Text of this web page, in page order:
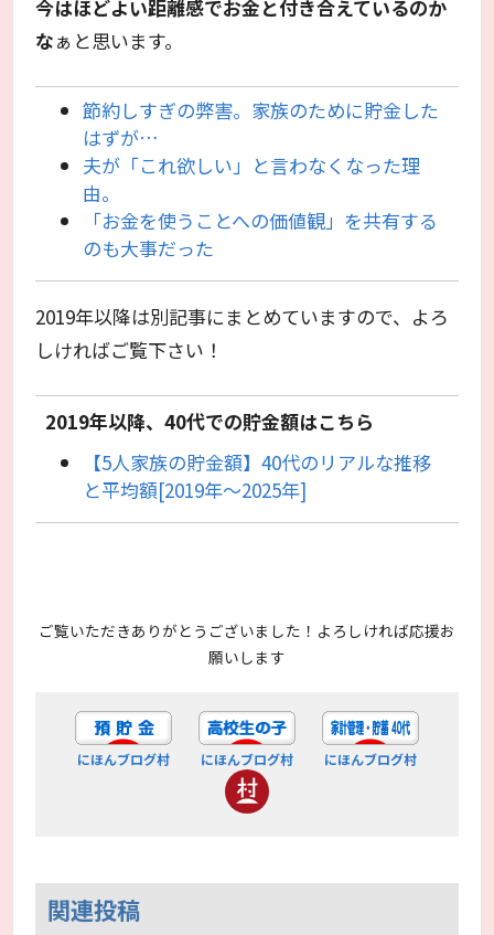
今はほどよい距離感でお金と付き合えているのか
なぁと思います。
節約しすぎの弊害。家族のために貯金した
はずが…
夫が「これ欲しい」と言わなくなった理
由。
「お金を使うことへの価値観」を共有する
のも大事だった
2019年以降は別記事にまとめていますので、よろ
しければご覧下さい！
2019年以降、40代での貯金額はこちら
【5人家族の貯金額】40代のリアルな推移
と平均額[2019年〜2025年]
ご覧いただきありがとうございました！よろしければ応援お
願いします
にほんブログ村 にほんブログ村 にほんブログ村
関連投稿